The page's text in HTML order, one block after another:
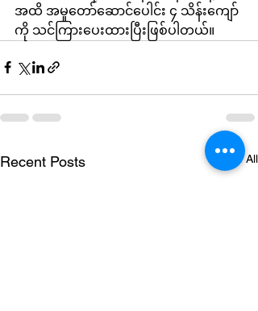
အထိ အမှုတော်ဆောင်ပေါင်း ၄ သိန်းကျော်
ကို သင်ကြားပေးထားပြီးဖြစ်ပါတယ်။
Recent Posts See All